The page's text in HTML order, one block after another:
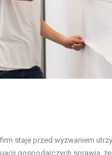
staje przed wyzwaniem
gospodarczych sprawia,